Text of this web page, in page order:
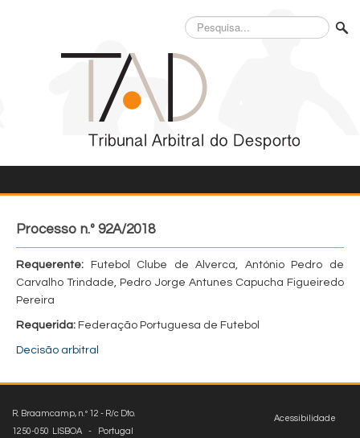
Pesquisa...
Processo n.º 92A/2018
Requerente: Futebol Clube de Alverca, António Pedro de
Carvalho Trindade, Pedro Jorge Antunes Capucha Figueiredo
Pereira
Requerida: Federação Portuguesa de Futebol
Decisão arbitral
Acessibilidade
R. Braamcamp, n.º 12 - R/c Dto.
1250-050 LISBOA - Portugal